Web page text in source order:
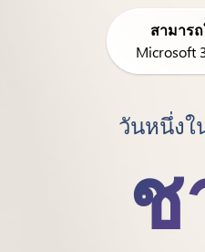
สามาร
Microsoft
วันหนึ่งใ
ช